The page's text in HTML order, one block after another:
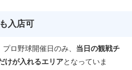
入店可
ロ野球開催日のみ、 当日の観戦チ
けが入れるエリアとなっていま